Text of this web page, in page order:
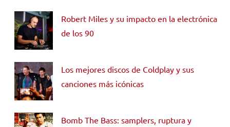
Robert Miles y su impacto en la electrónica
de los 90
Los mejores discos de Coldplay y sus
canciones más icónicas
Bomb The Bass: samplers, ruptura y